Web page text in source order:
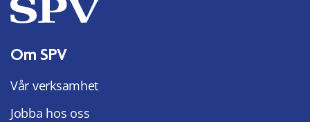
Om SPV
Vår verksamhet
Jobba hos oss